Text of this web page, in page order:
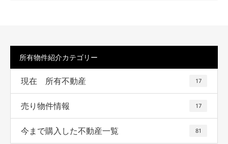
所有物件紹介カテゴリー
現在 所有不動産 17
売り物件情報 17
今まで購入した不動産一覧 81